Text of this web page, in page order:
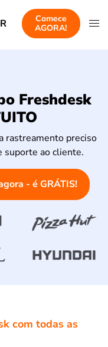
Comece
AGORA!
Freshdesk
rastreamento preciso
suporte ao cliente.
- é GRÁTIS!
com todas as